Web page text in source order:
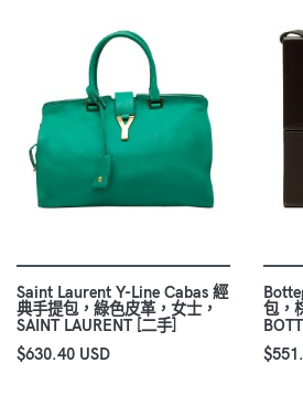
Saint Laurent Y-Line Cabas 經
典手提包，綠色皮革，女士，
SAINT LAURENT [二手]
$630.40 USD
包，